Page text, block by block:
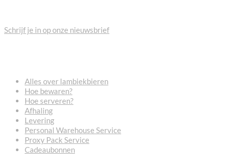
Schrijf je in op onze nieuwsbrief
Alles over lambiekbieren
Hoe bewaren?
Hoe serveren?
Afhaling
Levering
Personal Warehouse Service
Proxy Pack Service
Cadeaubonnen